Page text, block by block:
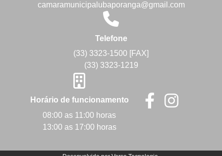
camaramunicipalubaporanga@gmail.com
Telefone
(33) 3323-1500 [FAX]
(33) 3323-1219
Horário de funcionamento
08:00 as 11:00 horas
13:00 as 17:00 horas